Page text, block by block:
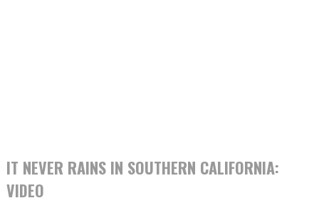
IT NEVER RAINS IN SOUTHERN CALIFORNIA:
VIDEO